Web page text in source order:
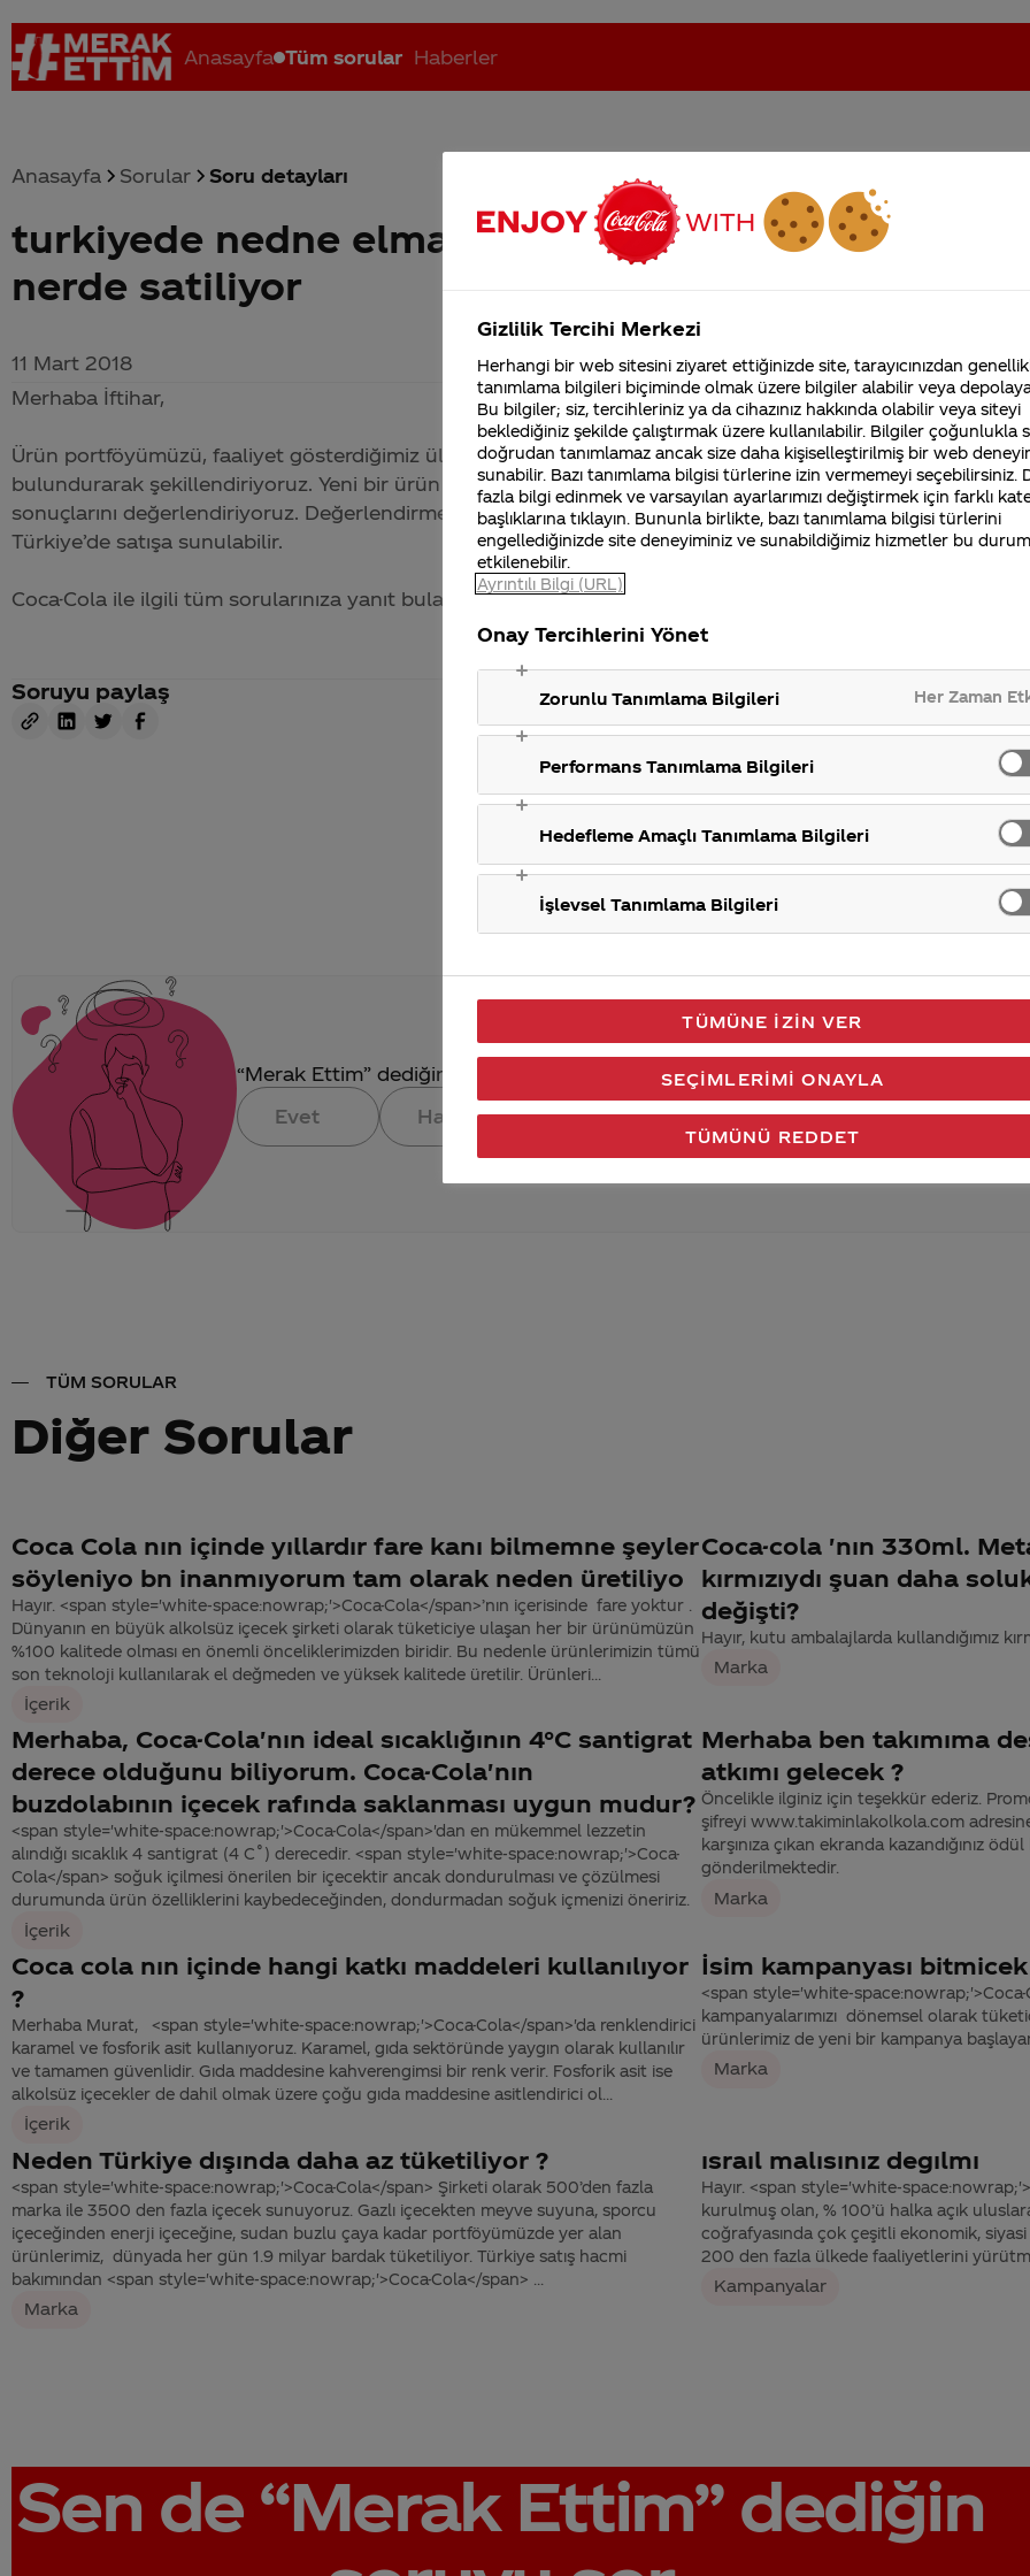
Anasayfa Tüm sorular Haberler
Coca-Cola nerenin malı? Coca cola İsrail malı mı Yani ... Coca-Cola'nın Filistin'de fabr... Coca-Cola’yı kim buldu?
Anasayfa Sorular Soru detayları
turkiyede nedne elmali ve uzumlu fanta yok
nerde satiliyor
11 Mart 2018
Merhaba İftihar,
Ürün portföyümüzü, faaliyet gösterdiğimiz ülkelerdeki tüketicilerin beklenti ve ihtiyaçlarını göz önünde
bulundurarak şekillendiriyoruz. Yeni bir ürün piyasa sunulmadan önce farklı pazar araştırmaları
sonuçlarını değerlendiriyoruz. Değerlendirmeler sonucu yeterli talep ve ihtiyaç olması halinde, yeni
Türkiye’de satışa sunulabilir.
Coca-Cola ile ilgili tüm sorularınıza yanıt bulabileceğiniz Merak Ettim sitemizi ziyaret ettiğiniz için teşekkür
Soruyu paylaş Yeni
“Merak Ettim” dediğin konuya verdiğimiz cevap aklındaki soru işaretlerini giderdi
Evet
Hayır Gönder
TÜM SORULAR
Diğer Sorular
Coca Cola nın içinde yıllardır fare kanı bilmemne şeyler
söyleniyo bn inanmıyorum tam olarak neden üretiliyo
Hayır. <span style='white-space:nowrap;'>Coca-Cola</span>’nın içerisinde fare yoktur .
Dünyanın en büyük alkolsüz içecek şirketi olarak tüketiciye ulaşan her bir ürünümüzün
%100 kalitede olması en önemli önceliklerimizden biridir. Bu nedenle ürünlerimizin tümü
son teknoloji kullanılarak el değmeden ve yüksek kalitede üretilir. Ürünleri...
İçerik
Coca-cola 'nın 330ml.
kırmızıydı şuan daha
değişti?
Hayır, kutu ambalajlarda kullandığımız
Marka
Merhaba, Coca-Cola'nın ideal sıcaklığının 4°C santigrat
derece olduğunu biliyorum. Coca-Cola'nın
buzdolabının içecek rafında saklanması uygun mudur?
<span style='white-space:nowrap;'>Coca-Cola</span>'dan en mükemmel lezzetin
alındığı sıcaklık 4 santigrat (4 C˚) derecedir. <span style='white-space:nowrap;'>Coca-
Cola</span> soğuk içilmesi önerilen bir içecektir ancak dondurulması ve çözülmesi
durumunda ürün özelliklerini kaybedeceğinden, dondurmadan soğuk içmenizi öneririz.
İçerik
Merhaba ben takımıma
atkımı gelecek ?
Öncelikle ilginiz için teşekkür ederiz.
şifreyi www.takiminlakolkola.com
karşınıza çıkan ekranda kazandığınız
gönderilmektedir.
Marka
Coca cola nın içinde hangi katkı maddeleri kullanılıyor
?
Merhaba Murat, <span style='white-space:nowrap;'>Coca-Cola</span>'da renklendirici
karamel ve fosforik asit kullanıyoruz. Karamel, gıda sektöründe yaygın olarak kullanılır
ve tamamen güvenlidir. Gıda maddesine kahverengimsi bir renk verir. Fosforik asit ise
alkolsüz içecekler de dahil olmak üzere çoğu gıda maddesine asitlendirici ol...
İçerik
İsim kampanyası
<span style='white-
kampanyalarımızı dönemsel olarak
ürünlerimiz de yeni bir kampanya
Marka
Neden Türkiye dışında daha az tüketiliyor ?
<span style='white-space:nowrap;'>Coca-Cola</span> Şirketi olarak 500’den fazla
marka ile 3500 den fazla içecek sunuyoruz. Gazlı içecekten meyve suyuna, sporcu
içeceğinden enerji içeceğine, sudan buzlu çaya kadar portföyümüzde yer alan
ürünlerimiz, dünyada her gün 1.9 milyar bardak tüketiliyor. Türkiye satış hacmi
bakımından <span style='white-space:nowrap;'>Coca-Cola</span> ...
Marka
ısraıl malısınız degılmı
Hayır. <span style='white-
kurulmuş olan, % 100’ü halka açık
coğrafyasında çok çeşitli ekonomik,
200 den fazla ülkede faaliyetlerini
Kampanyalar
Sen de “Merak Ettim”dediğin
Coca-Cola Şirketi
merak ettikleriniz.
Fabrikalarımız,
sertifikalarımız, faaliyet
gösterdiğimiz ülkeler,
tarihçemiz ve daha
Gizlilik Tercihi Merkezi
Herhangi bir web sitesini ziyaret ettiğinizde site, tarayıcınızdan
tanımlama bilgileri biçiminde olmak üzere bilgiler alabilir veya
Bu bilgiler; siz, tercihleriniz ya da cihazınız hakkında olabilir veya siteyi
beklediğiniz şekilde çalıştırmak üzere kullanılabilir. Bilgiler çoğunlukla
doğrudan tanımlamaz ancak size daha kişiselleştirilmiş bir web
sunabilir. Bazı tanımlama bilgisi türlerine izin vermemeyi seçebilirsiniz.
fazla bilgi edinmek ve varsayılan ayarlarımızı değiştirmek için farklı
başlıklarına tıklayın. Bununla birlikte, bazı tanımlama bilgisi türlerini
engellediğinizde site deneyiminiz ve sunabildiğimiz hizmetler bu
etkilenebilir.
Ayrıntılı Bilgi (URL)
Onay Tercihlerini Yönet
Zorunlu Tanımlama Bilgileri Her Zaman
Performans Tanımlama Bilgileri
Hedefleme Amaçlı Tanımlama Bilgileri
İşlevsel Tanımlama Bilgileri
TÜMÜNE İZIN VER
TÜMÜNÜ REDDET
SEÇIMLERIMI ONAYLA